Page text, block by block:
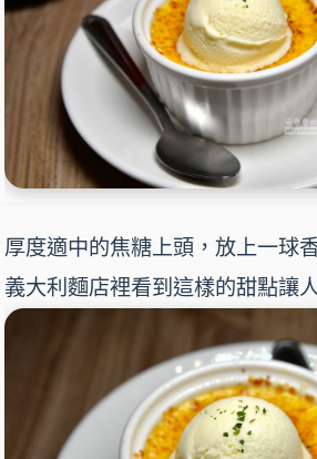
厚度適中的焦糖上頭，放上一球
義大利麵店裡看到這樣的甜點讓